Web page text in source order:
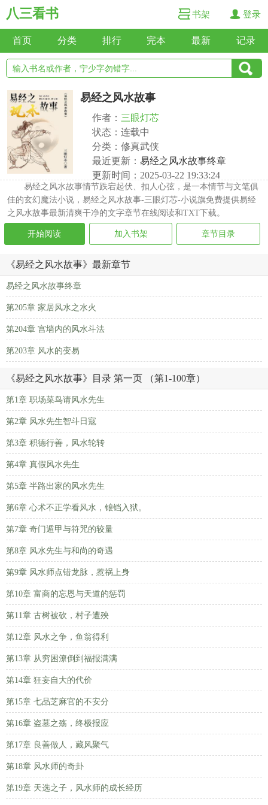
八三看书 书架 登录
首页 分类 排行 完本 最新 记录
易经之风水故事
作者： 三眼灯芯
状态：连载中
分类：修真武侠
最近更新： 易经之风水故事终章
更新时间：2025-03-22 19:33:24
易经之风水故事情节跌宕起伏、扣人心弦，是一本情节与文笔俱
佳的玄幻魔法小说，易经之风水故事-三眼灯芯-小说旗免费提供易经
之风水故事最新清爽干净的文字章节在线阅读和TXT下载。
开始阅读 加入书架 章节目录
《易经之风水故事》最新章节
易经之风水故事终章
第205章 家居风水之水火
第204章 宫墙内的风水斗法
第203章 风水的变易
《易经之风水故事》目录 第一页 （第1-100章）
第1章 职场菜鸟请风水先生
第2章 风水先生智斗日寇
第3章 积德行善，风水轮转
第4章 真假风水先生
第5章 半路出家的风水先生
第6章 心术不正学看风水，锒铛入狱。
第7章 奇门遁甲与符咒的较量
第8章 风水先生与和尚的奇遇
第9章 风水师点错龙脉，惹祸上身
第10章 富商的忘恩与天道的惩罚
第11章 古树被砍，村子遭殃
第12章 风水之争，鱼翁得利
第13章 从穷困潦倒到福报满满
第14章 狂妄自大的代价
第15章 七品芝麻官的不安分
第16章 盗墓之殇，终极报应
第17章 良善做人，藏风聚气
第18章 风水师的奇卦
第19章 天选之子，风水师的成长经历